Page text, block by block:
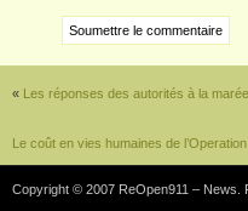
« Les réponses des autorités à la
Le coût en vies humaines de
Copyright © 2007 ReOpen911 – News.